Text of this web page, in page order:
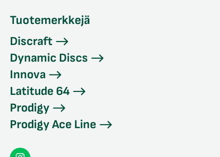
Tuotemerkkejä
Discraft
Dynamic Discs
Innova
Latitude 64
Prodigy
Prodigy Ace Line